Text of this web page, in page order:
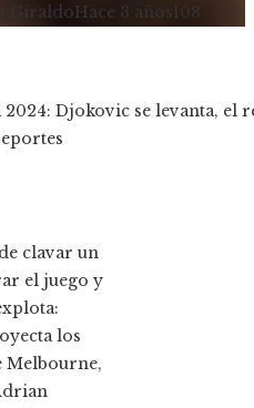
GiraldoHace 3 años108
Djokovic se levanta, el
clavar un
el juego y
los
Melbourne,